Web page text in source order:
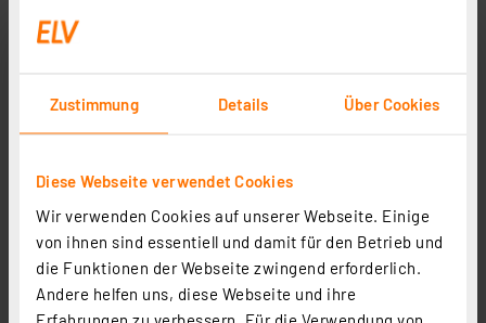
Zustimmung Details Über Cookies
Diese Webseite verwendet Cookies
Wir verwenden Cookies auf unserer Webseite. Einige
von ihnen sind essentiell und damit für den Betrieb und
die Funktionen der Webseite zwingend erforderlich.
Andere helfen uns, diese Webseite und ihre
Erfahrungen zu verbessern. Für die Verwendung von